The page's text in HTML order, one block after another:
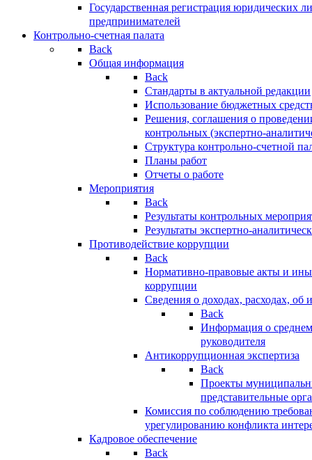
Государственная регистрация юридических
предпринимателей
Контрольно-счетная палата
Back
Общая информация
Back
Стандарты в актуальной редакции
Использование бюджетных
Решения, соглашения о
контрольных (экспертно-
Структура контрольно-счетной
Планы работ
Отчеты о работе
Мероприятия
Back
Результаты контрольных
Результаты экспертно-
Противодействие коррупции
Back
Нормативно-правовые акты и
коррупции
Сведения о доходах, расходах, об
Back
Информация о
руководителя
Антикоррупционная экспертиза
Back
Проекты
представительные
Комиссия по соблюдению
урегулированию конфликта
Кадровое обеспечение
Back